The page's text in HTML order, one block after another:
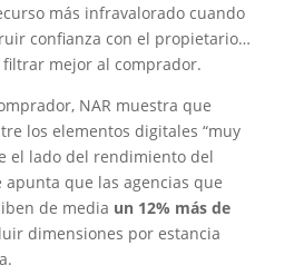
más infravalorado cuando
confianza con el propietario…
mejor al comprador.
NAR muestra que
los elementos digitales “muy
el lado del rendimiento del
apunta que las agencias que
de media un 12% más de
dimensiones por estancia